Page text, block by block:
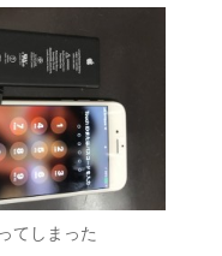
てしまった